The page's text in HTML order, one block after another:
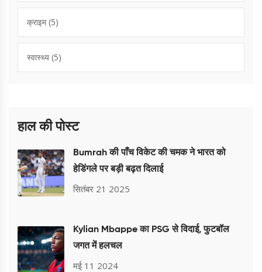
क्राइम(5)
स्वास्थ्य (5)
हाल की पोस्ट
Bumrah की पाँच विकेट की चमक ने भारत को
हेडिंगले पर बड़ी बढ़त दिलाई
सितंबर 21 2025
Kylian Mbappe का PSG से विदाई, फुटबॉल
जगत में हलचल
मई 11 2024